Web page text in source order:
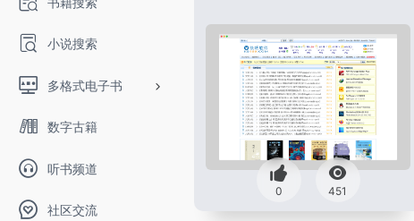
小说搜索
多格式电子书
数字古籍
听书频道
社区交流
0 451